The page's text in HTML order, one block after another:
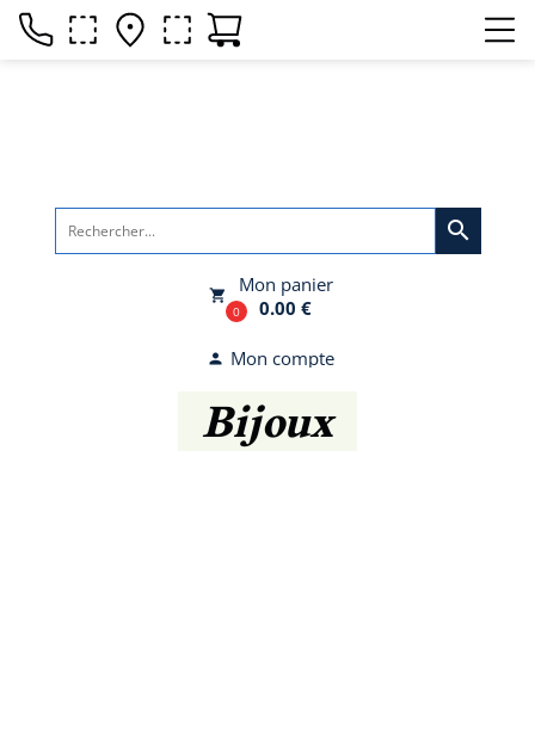
search
local_grocery_store
0
Mon panier
0.00 €
person Mon compte
Bijoux